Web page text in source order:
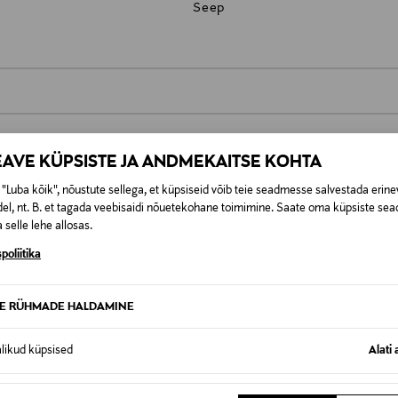
KÜPSISTE JA ANDMEKAITSE KOHTA
"Luba kõik", nõustute sellega, et küpsiseid võib teie seadmesse salvestada
nt. B. et tagada veebisaidi nõuetekohane toimimine. Saate oma küpsiste
selle lehe allosas.
RÜHMADE HALDAMINE
küpsised Alati
Seep
lepingust taganeda 30 päeva jooksul alates kauba
Tagastatavad suletud pakendis kosmeetika- ja loodustooted
KA